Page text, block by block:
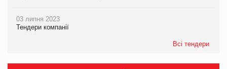
03 липня 2023
Тендери компанії
Всі тендери